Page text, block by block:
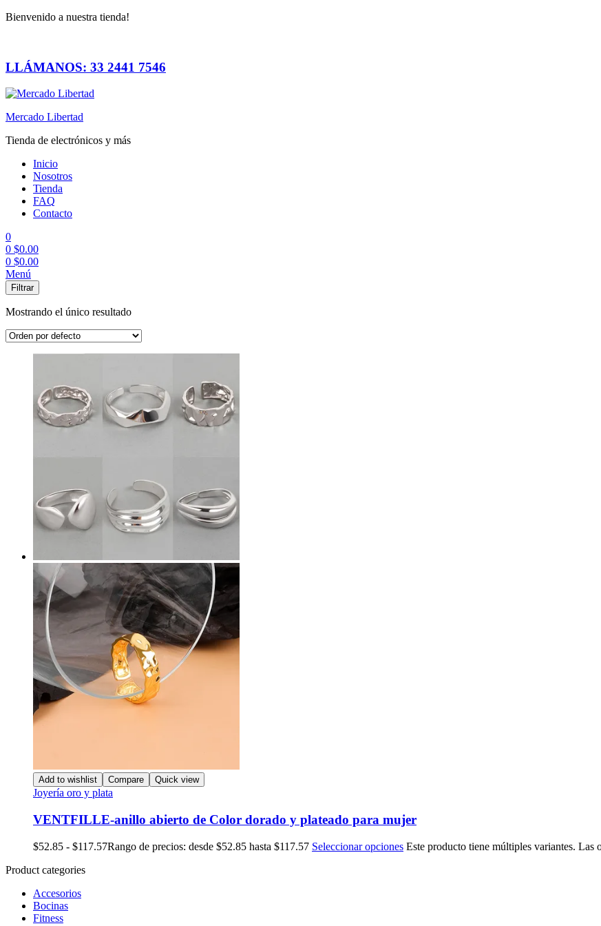
Bienvenido a nuestra tienda!
LLÁMANOS: 33 2441 7546
Mercado Libertad
Tienda de electrónicos y más
Inicio
Nosotros
Tienda
FAQ
Contacto
0
0 $0.00
0 $0.00
Menú
Filtrar
Mostrando el único resultado
Add to wishlist Compare Quick view
Joyería oro y plata
VENTFILLE-anillo abierto de Color dorado y plateado para mujer
$52.85 - $117.57Rango de precios: desde $52.85 hasta $117.57 Seleccionar opciones Este producto tiene múltiples variantes. Las
Product categories
Accesorios
Bocinas
Fitness